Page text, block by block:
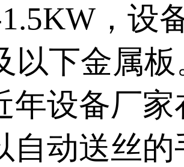
，设
以下金属
年设备厂
自动送丝